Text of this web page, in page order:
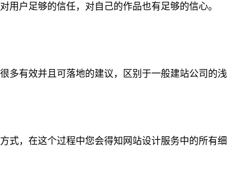
用户足够的信任，对自己的作品也有足够的信心。
多有效并且可落地的建议，区别于一般建站公司的
式，在这个过程中您会得知网站设计服务中的所有